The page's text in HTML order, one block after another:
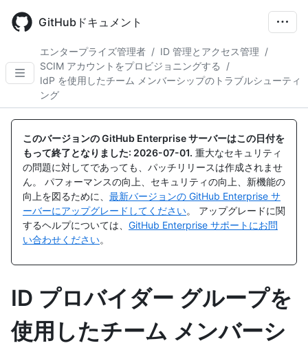
main
GitHubドキュメント
エンタープライズ管理者 / ID 管理とアクセス管理 /
SCIM アカウントをプロビジョニングする
/
IdP を使用したチーム メンバーシップのトラブルシューティ
ング
このバージョンの GitHub Enterprise サーバーはこの日付を
もって終了となりました: 2026-07-01. 重大なセキュリティ
の問題に対してであっても、パッチリリースは作成されませ
ん。 パフォーマンスの向上、セキュリティの向上、新機能の
向上を図るために、 最新バージョンの GitHub Enterprise サ
ーバーにアップグレードしてください。 アップグレードに関
するヘルプについては、 GitHub Enterprise サポートにお問
い合わせください。
ID プロバイダー グループを
使用したチーム メンバーシ